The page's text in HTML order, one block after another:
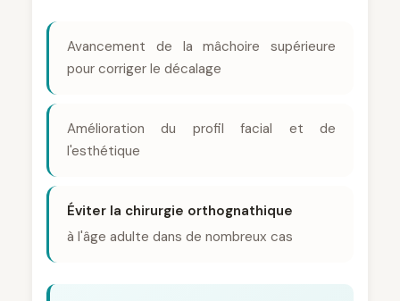
Avancement de la mâchoire supérieure
pour corriger le décalage
Amélioration du profil facial et de
l'esthétique
Éviter la chirurgie orthognathique
à l'âge adulte dans de nombreux cas